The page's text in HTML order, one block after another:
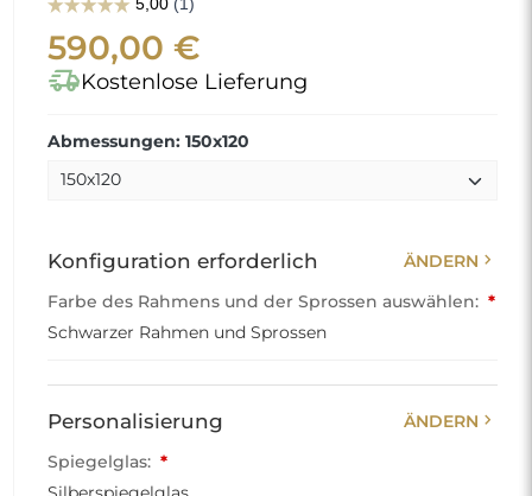
590,00 €
delivery_truck_speedKostenlose Lieferung
Abmessungen: 150x120
Konfiguration erforderlich ÄNDERN chevron_right
Farbe des Rahmens und der Sprossen auswählen: *
Schwarzer Rahmen und Sprossen
Personalisierung ÄNDERN chevron_right
Spiegelglas: *